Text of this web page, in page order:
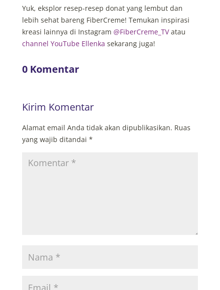
Yuk, eksplor resep-resep donat yang lembut dan
lebih sehat bareng FiberCreme! Temukan inspirasi
kreasi lainnya di Instagram @FiberCreme_TVatau
channel YouTube Ellenka sekarang juga!
0 Komentar
Kirim Komentar
Alamat email Anda tidak akan dipublikasikan. Ruas
yang wajib ditandai *